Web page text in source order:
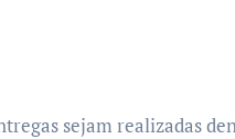
sejam realizadas